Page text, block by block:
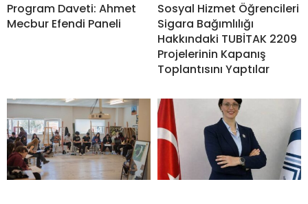
Program Daveti: Ahmet
Mecbur Efendi Paneli
Sosyal Hizmet Öğrencileri
Sigara Bağımlılığı
Hakkındaki TUBİTAK 2209
Projelerinin Kapanış
Toplantısını Yaptılar